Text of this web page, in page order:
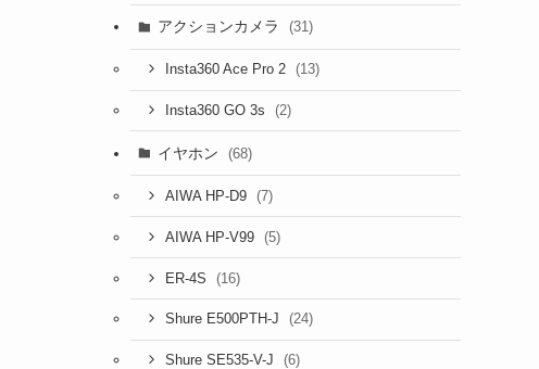
アクションカメラ (31)
Insta360 Ace Pro 2 (13)
Insta360 GO 3s (2)
イヤホン (68)
AIWA HP-D9 (7)
AIWA HP-V99 (5)
ER-4S (16)
Shure E500PTH-J (24)
Shure SE535-V-J (6)